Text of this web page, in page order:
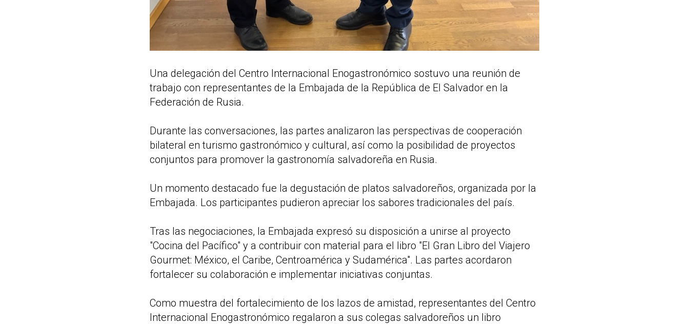
Una delegación del Centro Internacional Enogastronómico sostuvo una reunión de
trabajo con representantes de la Embajada de la República de El Salvador en la
Federación de Rusia.
Durante las conversaciones, las partes analizaron las perspectivas de cooperación
bilateral en turismo gastronómico y cultural, así como la posibilidad de proyectos
conjuntos para promover la gastronomía salvadoreña en Rusia.
Un momento destacado fue la degustación de platos salvadoreños, organizada por la
Embajada. Los participantes pudieron apreciar los sabores tradicionales del país.
Tras las negociaciones, la Embajada expresó su disposición a unirse al proyecto
"Cocina del Pacífico" y a contribuir con material para el libro "El Gran Libro del Viajero
Gourmet: México, el Caribe, Centroamérica y Sudamérica". Las partes acordaron
fortalecer su colaboración e implementar iniciativas conjuntas.
Como muestra del fortalecimiento de los lazos de amistad, representantes del Centro
Internacional Enogastronómico regalaron a sus colegas salvadoreños un libro